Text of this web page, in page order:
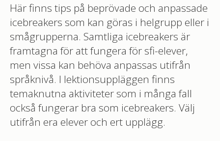
Här finns tips på beprövade och anpassade
icebreakers som kan göras i helgrupp eller i
smågrupperna. Samtliga icebreakers är
framtagna för att fungera för sfi-elever,
men vissa kan behöva anpassas utifrån
språknivå. I lektionsuppläggen finns
temaknutna aktiviteter som i många fall
också fungerar bra som icebreakers. Välj
utifrån era elever och ert upplägg.